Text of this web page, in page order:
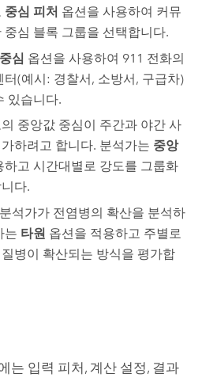
중심 피처 옵션을 사용하여 커뮤
심 블록 그룹을 선택합니다.
심 옵션을 사용하여 911 전화의
터(예시: 경찰서, 소방서, 구급차)
있습니다.
중앙값 중심이 주간과 야간 사
하려고 합니다. 분석가는 중앙
하고 시간대별로 강도를 그룹화
다.
석가가 전염병의 확산을 분석하
는 타원 옵션을 적용하고 주별로
병이 확산되는 방식을 평가합
는 입력 피처, 계산 설정, 결과